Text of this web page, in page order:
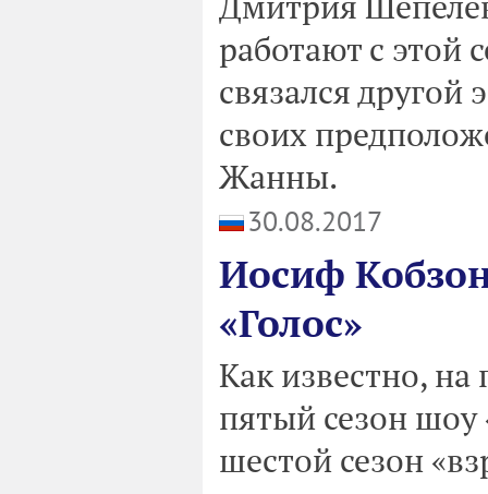
работают с этой
связался
своих
Жанны.
30.08.2017
Иосиф
«Голос»
Как известно,
пятый сезон шоу
шестой сезон